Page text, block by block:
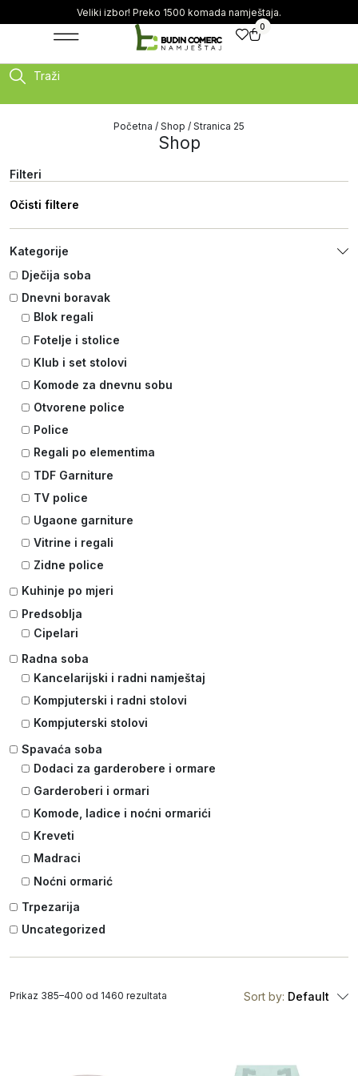
Veliki izbor! Preko 1500 komada namještaja.
0
Traži
Početna / Shop / Stranica 25
Shop
Filteri
Očisti filtere
Kategorije
Dječija soba
Dnevni boravak
Blok regali
Fotelje i stolice
Klub i set stolovi
Komode za dnevnu sobu
Otvorene police
Police
Regali po elementima
TDF Garniture
TV police
Ugaone garniture
Vitrine i regali
Zidne police
Kuhinje po mjeri
Predsoblja
Cipelari
Radna soba
Kancelarijski i radni namještaj
Kompjuterski i radni stolovi
Kompjuterski stolovi
Spavaća soba
Dodaci za garderobere i ormare
Garderoberi i ormari
Komode, ladice i noćni ormarići
Kreveti
Madraci
Noćni ormarić
Trpezarija
Uncategorized
Sort by: Default
Prikaz 385–400 od 1460 rezultata